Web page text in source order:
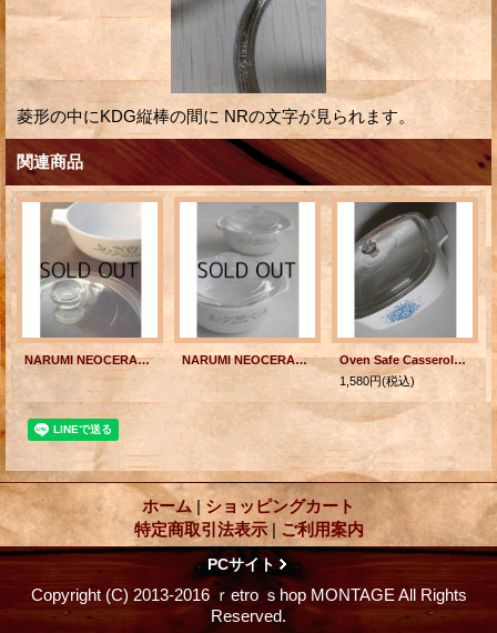
菱形の中にKDG縦棒の間に NRの文字が見られます。
関連商品
NARUMI NEOCERAM クック マスター 両手鍋 （ N-31 051 ） NARUMI NEOCERAM クックマスター ミニキャセロール Ø11.5cm 各1個
Oven Safe Casserole ソースパン/両手鍋/キャセロール ブルーフラワープリント
1,580円(税込)
ホーム | ショッピングカート
特定商取引法表示 | ご利用案内
PCサイト
Copyright (C) 2013-2016 ｒetro ｓhop MONTAGE All Rights
Reserved.